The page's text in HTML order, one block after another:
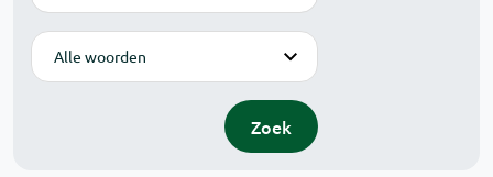
Modus
Zoek